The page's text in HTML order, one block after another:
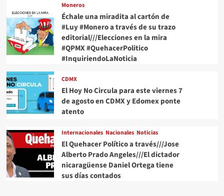
Moneros
Échale una miradita al cartón de
#Luy #Monero a través de su trazo
editorial///Elecciones en la mira
#QPMX #QuehacerPolitico
#InquiriendoLaNoticia
CDMX
El Hoy No Circula para este viernes 7
de agosto en CDMX y Edomex ponte
atento
Internacionales Nacionales Noticias
El Quehacer Político a través///Jose
Alberto Prado Angeles///El dictador
nicaragüense Daniel Ortega tiene
sus días contados